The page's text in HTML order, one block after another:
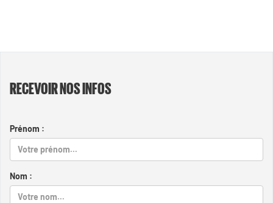
RECEVOIR NOS INFOS
Prénom :
Nom :